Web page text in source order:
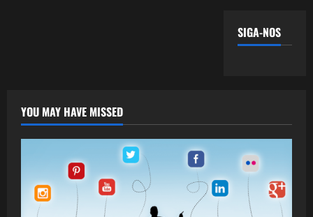
SIGA-NOS
YOU MAY HAVE MISSED